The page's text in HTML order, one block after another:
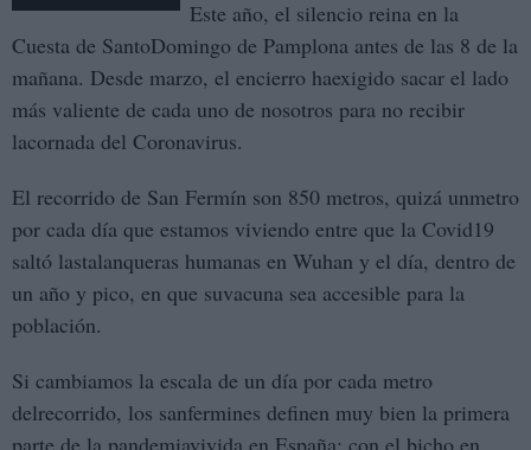
Este año, el silencio reina en la
Cuesta de SantoDomingo de Pamplona antes de las 8 de la
mañana. Desde marzo, el encierro haexigido sacar el lado
más valiente de cada uno de nosotros para no recibir
lacornada del Coronavirus.
El recorrido de San Fermín son 850 metros, quizá unmetro
por cada día que estamos viviendo entre que la Covid19
saltó lastalanqueras humanas en Wuhan y el día, dentro de
un año y pico, en que suvacuna sea accesible para la
población.
Si cambiamos la escala de un día por cada metro
delrecorrido, los sanfermines definen muy bien la primera
parte de la pandemiavivida en España: con el bicho en